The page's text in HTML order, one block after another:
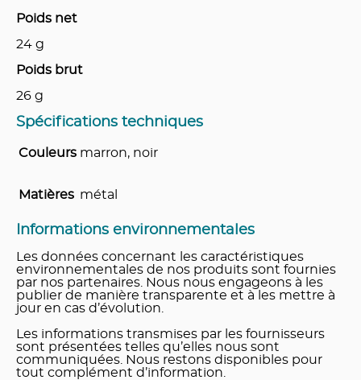
Poids net
24 g
Poids brut
26 g
Spécifications techniques
Couleurs marron, noir
Matières métal
Informations environnementales
Les données concernant les caractéristiques
environnementales de nos produits sont fournies
par nos partenaires. Nous nous engageons à les
publier de manière transparente et à les mettre à
jour en cas d’évolution.
Les informations transmises par les fournisseurs
sont présentées telles qu’elles nous sont
communiquées. Nous restons disponibles pour
tout complément d’information.